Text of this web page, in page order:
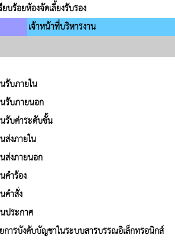
บร้อยห้องจัดเลี้ยงรับรอง
เจ้าหน้าที่บริหารงาน
บภายใน
บภายนอก
บค่าระดับขั้น
งภายใน
งภายนอก
ำร้อง
ำสั่ง
ระกาศ
รบังคับบัญชาในระบบสารบรรณอิเล็กทรอนิกส์